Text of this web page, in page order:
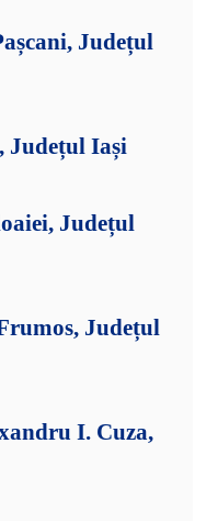
Județul
Județul Iași
Județul
Județul
I. Cuza,